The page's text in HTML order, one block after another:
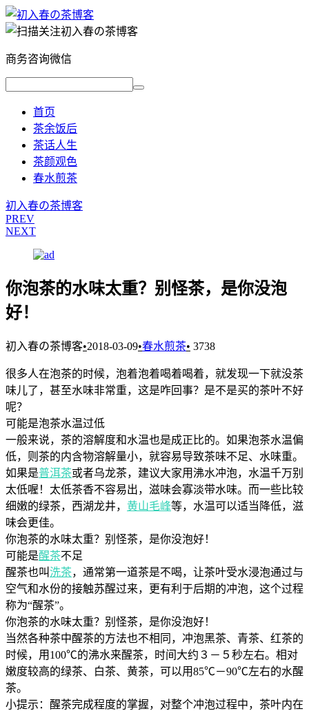
商务咨询微信
首页
茶余饭后
茶话人生
茶颜观色
春水煎茶
初入春の茶博客
PREV
NEXT
你泡茶的水味太重？别怪茶，是你没泡
好！
初入春の茶博客•2018-03-09•春水煎茶• 3738
很多人在泡茶的时候，泡着泡着喝着喝着，就发现一下就没茶
味儿了，甚至水味非常重，这是咋回事？是不是买的茶叶不好
呢？
可能是泡茶水温过低
一般来说，茶的溶解度和水温也是成正比的。如果泡茶水温偏
低，则茶的内含物溶解量小，就容易导致茶味不足、水味重。
如果是普洱茶或者乌龙茶，建议大家用沸水冲泡，水温千万别
太低喔！太低茶香不容易出，滋味会寡淡带水味。而一些比较
细嫩的绿茶，西湖龙井， 黄山毛峰等，水温可以适当降低，滋
味会更佳。
你泡茶的水味太重？别怪茶，是你没泡好！
可能是醒茶不足
醒茶也叫洗茶，通常第一道茶是不喝，让茶叶受水浸泡通过与
空气和水份的接触苏醒过来，更有利于后期的冲泡，这个过程
称为“醒茶”。
你泡茶的水味太重？别怪茶，是你没泡好！
当然各种茶中醒茶的方法也不相同，冲泡黑茶、青茶、红茶的
时候，用100℃的沸水来醒茶，时间大约３－５秒左右。相对
嫩度较高的绿茶、白茶、黄茶，可以用85℃－90℃左右的水醒
茶。
小提示：醒茶完成程度的掌握，对整个冲泡过程中，茶叶内在